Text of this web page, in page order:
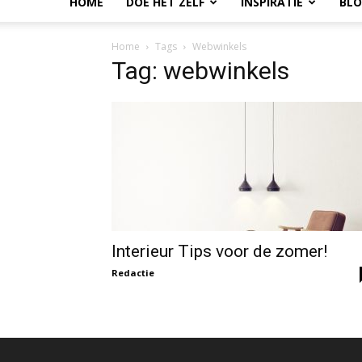
Home Tags Webwinkels
Tag: webwinkels
Interieur Tips voor de zomer!
Redactie